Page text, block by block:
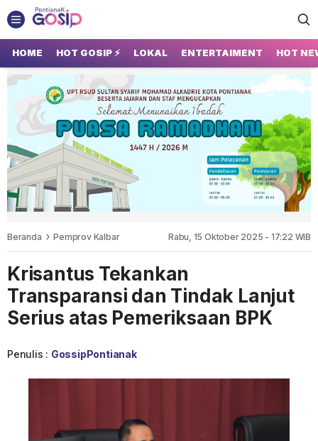
GOSIP PONTIANAK
Tempatnya Gosip Terupdate Pontianak
HOME HOT GOSIP ⚡ LOKAL ENTERTAIMENT HOT
Beranda Pemprov Kalbar Rabu, 15 Oktober 2025 - 17:22 WIB
Krisantus Tekankan
Transparansi dan Tindak Lanjut
Serius atas Pemeriksaan BPK
Penulis : GossipPontianak